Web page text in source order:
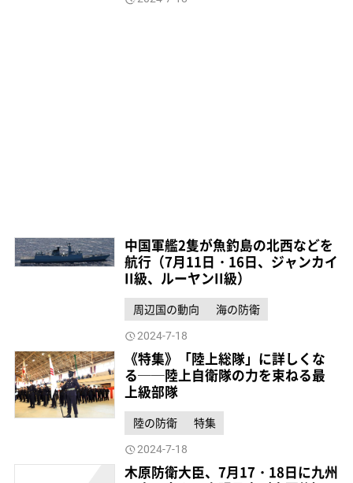
中国軍艦2隻が魚釣島の北西などを
航行（7月11日・16日、ジャンカイ
II級、ルーヤンII級）
周辺国の動向 海の防衛
2024-7-18
《特集》「陸上総隊」に詳しくな
る──陸上自衛隊の力を束ねる最
上級部隊
陸の防衛 特集
2024-7-18
木原防衛大臣、7月17・18日に九州